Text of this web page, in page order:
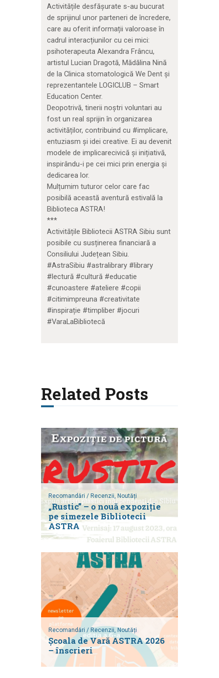
Activitățile desfășurate s-au bucurat
de sprijinul unor parteneri de încredere,
care au oferit informații valoroase în
cadrul interacțiunilor cu cei mici:
psihoterapeuta Alexandra Frâncu,
artistul Lucian Dragotă, Mădălina Nină
de la Clinica stomatologică We Dent și
reprezentantele LOGICLUB – Smart
Education Center.
Deopotrivă, tinerii noștri voluntari au
fost un real sprijin în organizarea
activităților, contribuind cu #implicare,
entuziasm și idei creative. Ei au devenit
modele de implicarecivică și inițiativă,
inspirându-i pe cei mici prin energia și
dedicarea lor.
Mulțumim tuturor celor care fac
posibilă această aventură estivală la
Biblioteca ASTRA!
***
Activitățile Bibliotecii ASTRA Sibiu sunt
posibile cu susținerea financiară a
Consiliului Județean Sibiu.
#AstraSibiu #astralibrary #library
#lectură #cultură #educatie
#cunoastere #ateliere #copii
#citimimpreuna #creativitate
#inspirație #timpliber #jocuri
#VaraLaBibliotecă
Related Posts
Recomandări / Recenzii, Noutăți
„Rustic” – o nouă expoziție
pe simezele Bibliotecii
ASTRA
Recomandări / Recenzii, Noutăți
Școala de Vară ASTRA 2026
– înscrieri